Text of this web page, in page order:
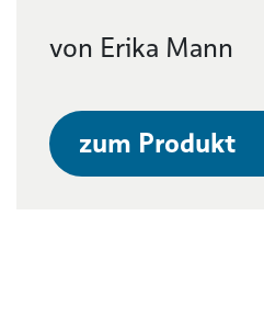
von Erika Mann
zum Produkt